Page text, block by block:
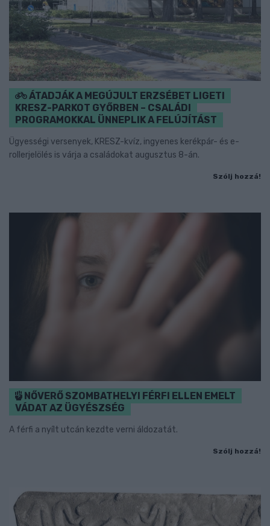
ÁTADJÁK A MEGÚJULT ERZSÉBET LIGETI
KRESZ-PARKOT GYŐRBEN – CSALÁDI
PROGRAMOKKAL ÜNNEPLIK A FELÚJÍTÁST
Ügyességi versenyek, KRESZ-kvíz, ingyenes kerékpár- és e-
rollerjelölés is várja a családokat augusztus 8-án.
Szólj hozzá!
NŐVERŐ SZOMBATHELYI FÉRFI ELLEN EMELT
VÁDAT AZ ÜGYÉSZSÉG
A férfi a nyílt utcán kezdte verni áldozatát.
Szólj hozzá!